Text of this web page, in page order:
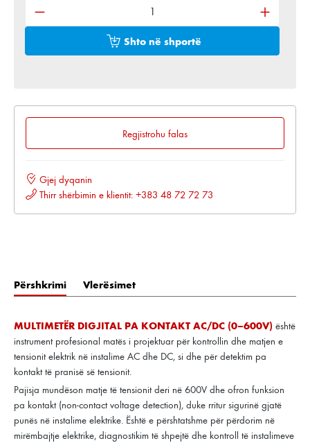
Shto në shportë
Regjistrohu falas
Gjej dyqanin
Thirr shërbimin e klientit: +383 48 72 72 73
Përshkrimi Vlerësimet
MULTIMETËR DIGJITAL PA KONTAKT AC/DC (0–600V) është
instrument profesional matës i projektuar për kontrollin dhe matjen e
tensionit elektrik në instalime AC dhe DC, si dhe për detektim pa
kontakt të pranisë së tensionit.
Pajisja mundëson matje të tensionit deri në 600V dhe ofron funksion
pa kontakt (non-contact voltage detection), duke rritur sigurinë gjatë
punës në instalime elektrike. Është e përshtatshme për përdorim në
mirëmbajtje elektrike, diagnostikim të shpejtë dhe kontroll të instalimeve